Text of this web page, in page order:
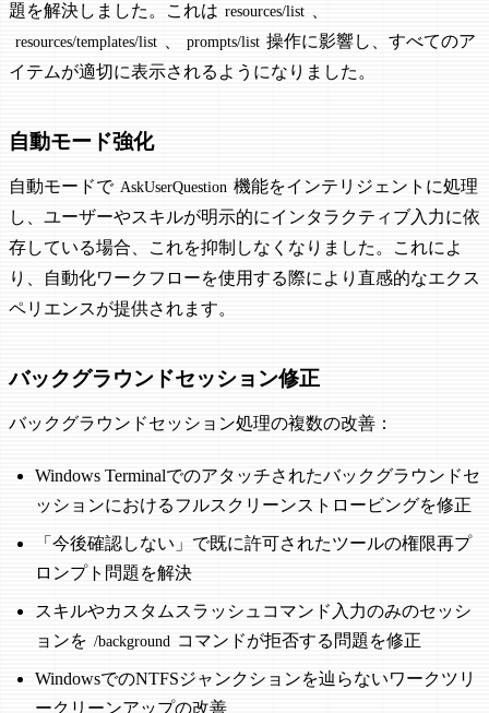
題を解決しました。これは resources/list
resources/templates/list prompts/list 操作に影響し、すべてのア
イテムが適切に表示されるようになりました。
自動モード強化
自動モードで AskUserQuestion 機能をインテリジェントに処理
し、ユーザーやスキルが明示的にインタラクティブ入力に依
存している場合、これを抑制しなくなりました。これによ
り、自動化ワークフローを使用する際により直感的なエクス
ペリエンスが提供されます。
バックグラウンドセッション修正
バックグラウンドセッション処理の複数の改善：
Windows Terminalでのアタッチされたバックグラウンドセ
ッションにおけるフルスクリーンストロービングを修正
「今後確認しない」で既に許可されたツールの権限再プ
ロンプト問題を解決
スキルやカスタムスラッシュコマンド入力のみのセッシ
ョンを /background コマンドが拒否する問題を修正
WindowsでのNTFSジャンクションを辿らないワークツリ
ークリーンアップの改善